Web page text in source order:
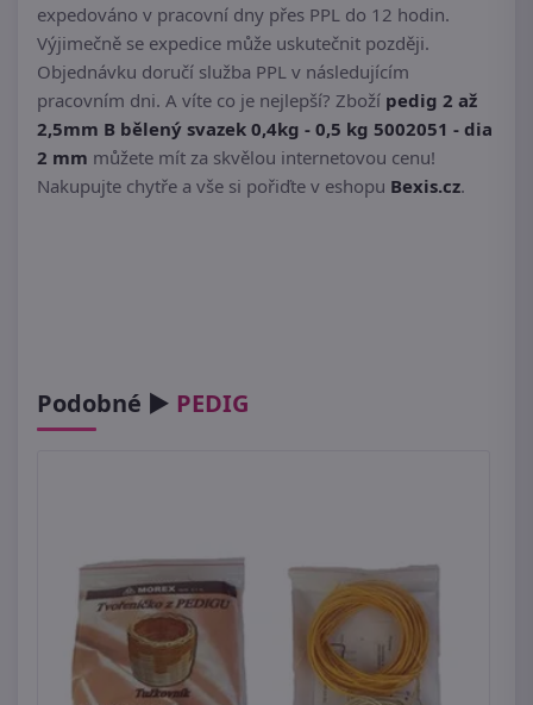
expedováno v pracovní dny přes PPL do 12 hodin.
Výjimečně se expedice může uskutečnit později.
Objednávku doručí služba PPL v následujícím
pracovním dni. A víte co je nejlepší? Zboží pedig 2 až
2,5mm B bělený svazek 0,4kg - 0,5 kg 5002051 - dia
2 mm můžete mít za skvělou internetovou cenu!
Nakupujte chytře a vše si pořiďte v eshopu Bexis.cz.
Podobné ► PEDIG